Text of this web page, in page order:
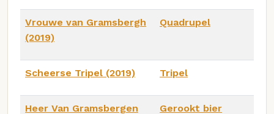
Vrouwe van Gramsbergh
(2019)
Quadrupel
Scheerse Tripel (2019) Tripel
Heer Van Gramsbergen Gerookt bier